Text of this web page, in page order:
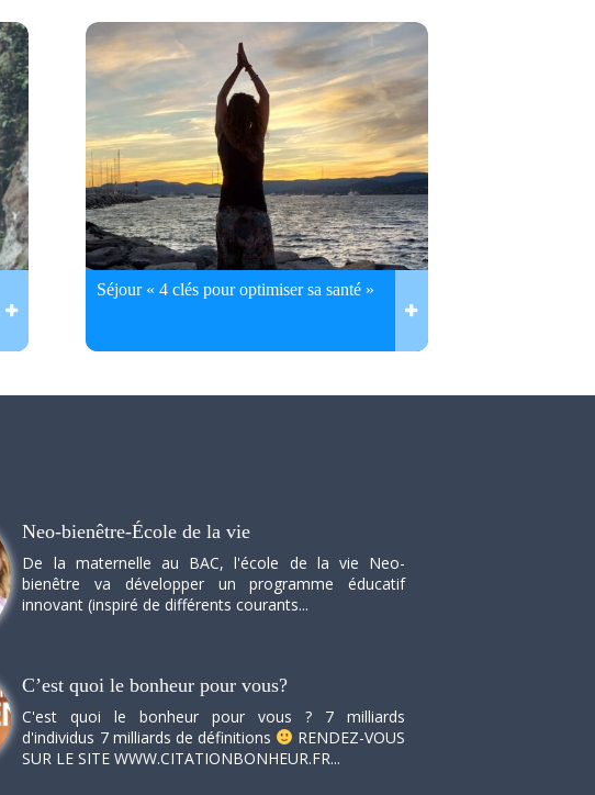
Séjour « 4 clés pour optimiser sa santé »
Neo-bienêtre-École de la vie
De la maternelle au BAC, l'école de la vie Neo-
bienêtre va développer un programme éducatif
innovant (inspiré de différents courants...
C’est quoi le bonheur pour vous?
C'est quoi le bonheur pour vous ? 7 milliards
d'individus 7 milliards de définitions
RENDEZ-VOUS
SUR LE SITE WWW.CITATIONBONHEUR.FR...